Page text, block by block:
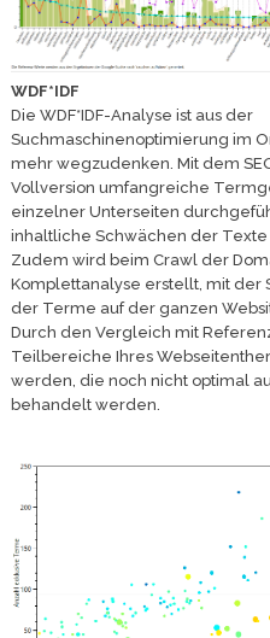
WDF*IDF
Die WDF*IDF-Analyse ist aus der
Suchmaschinenoptimierung im
mehr wegzudenken. Mit dem
Vollversion umfangreiche
einzelner Unterseiten
inhaltliche Schwächen der
Zudem wird beim Crawl der
Komplettanalyse erstellt, mit der
der Terme auf der ganzen
Durch den Vergleich mit
Teilbereiche Ihres
werden, die noch nicht optimal
behandelt werden.